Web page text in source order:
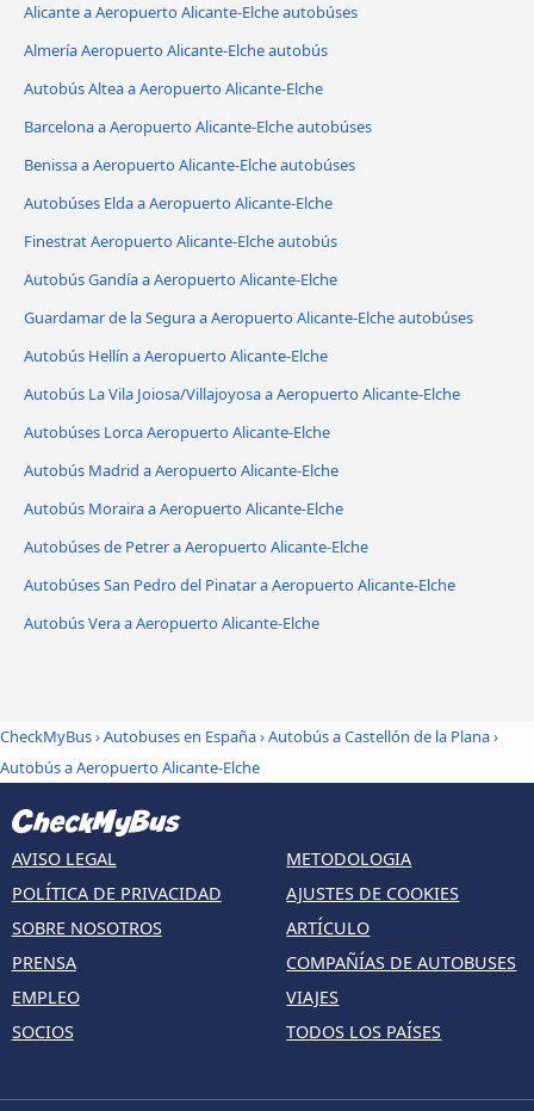
Alicante a Aeropuerto Alicante-Elche autobúses
Almería Aeropuerto Alicante-Elche autobús
Autobús Altea a Aeropuerto Alicante-Elche
Barcelona a Aeropuerto Alicante-Elche autobúses
Benissa a Aeropuerto Alicante-Elche autobúses
Autobúses Elda a Aeropuerto Alicante-Elche
Finestrat Aeropuerto Alicante-Elche autobús
Autobús Gandía a Aeropuerto Alicante-Elche
Guardamar de la Segura a Aeropuerto Alicante-Elche autobúses
Autobús Hellín a Aeropuerto Alicante-Elche
Autobús La Vila Joiosa/Villajoyosa a Aeropuerto Alicante-Elche
Autobúses Lorca Aeropuerto Alicante-Elche
Autobús Madrid a Aeropuerto Alicante-Elche
Autobús Moraira a Aeropuerto Alicante-Elche
Autobúses de Petrer a Aeropuerto Alicante-Elche
Autobúses San Pedro del Pinatar a Aeropuerto Alicante-Elche
Autobús Vera a Aeropuerto Alicante-Elche
CheckMyBus›Autobuses en España›Autobús a Castellón de la Plana›
Autobús a Aeropuerto Alicante-Elche
AVISO LEGAL
POLÍTICA DE PRIVACIDAD
SOBRE NOSOTROS
PRENSA
EMPLEO
SOCIOS
METODOLOGIA
AJUSTES DE COOKIES
ARTÍCULO
COMPAÑÍAS DE AUTOBUSES
VIAJES
TODOS LOS PAÍSES